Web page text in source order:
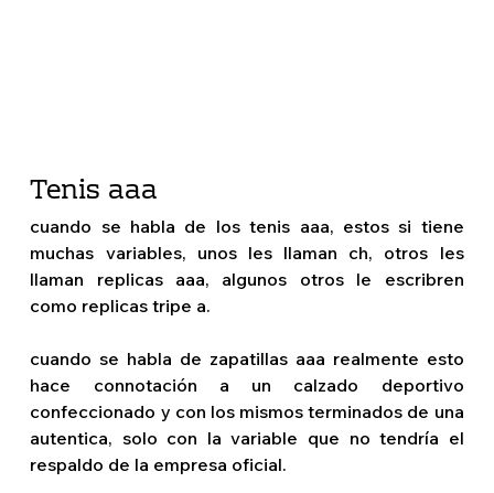
Tenis aaa
cuando se habla de los tenis aaa, estos si tiene
muchas variables, unos les llaman ch, otros les
llaman replicas aaa, algunos otros le escribren
como replicas tripe a.
cuando se habla de zapatillas aaa realmente esto
hace connotación a un calzado deportivo
confeccionado y con los mismos terminados de una
autentica, solo con la variable que no tendría el
respaldo de la empresa oficial.